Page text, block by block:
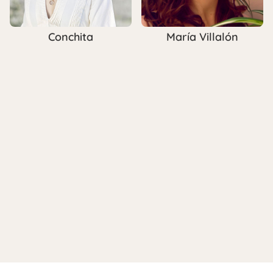
Conchita María Villalón